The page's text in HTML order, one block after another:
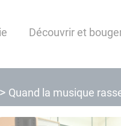
Découvrir et
Quand la musique